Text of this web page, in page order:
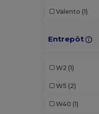
Valento (1)
Entrepôt
W2 (1)
W5 (2)
W40 (1)